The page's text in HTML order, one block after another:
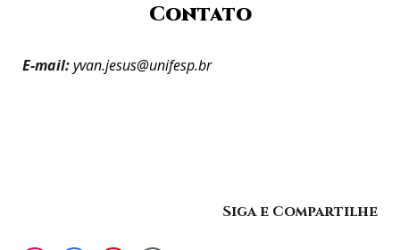
Contato
E-mail:yvan.jesus@unifesp.br
Siga e Compartilhe